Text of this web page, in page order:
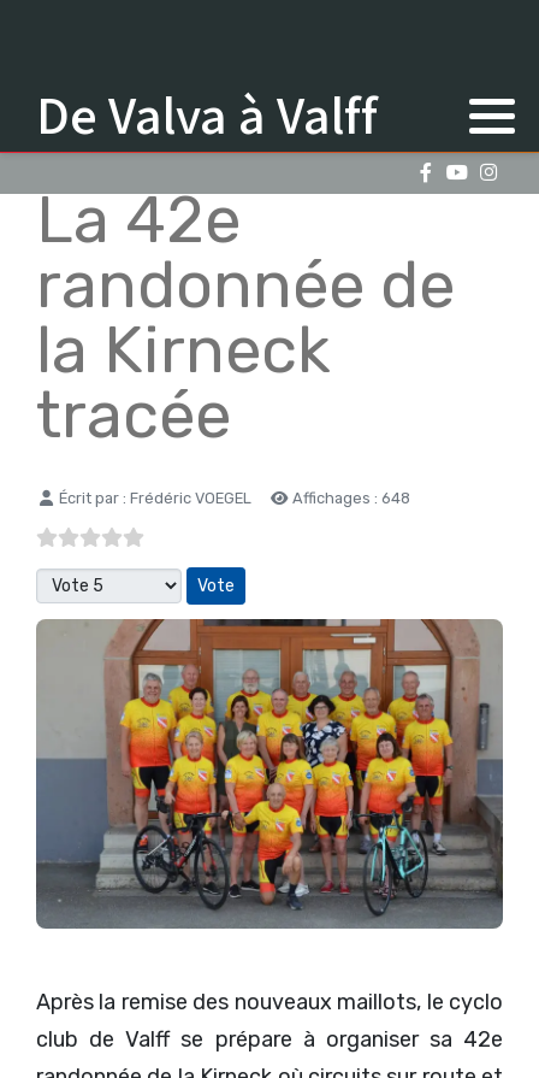
De Valva à Valff
La 42e
randonnée de
la Kirneck
tracée
Détails
Écrit par : Frédéric VOEGEL Affichages : 648
Veuillez voter
Après la remise des nouveaux maillots, le cyclo
club de Valff se prépare à organiser sa 42e